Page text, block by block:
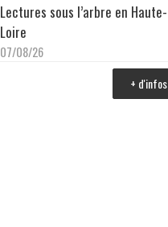
Lectures sous l’arbre en Haute-
Loire
07/08/26
+ d'infos